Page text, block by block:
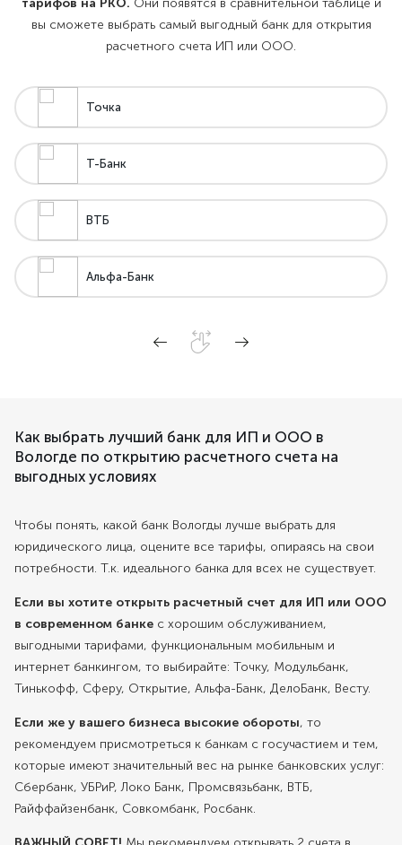
тарифов на РКО. Они появятся в сравнительной таблице и
вы сможете выбрать самый выгодный банк для открытия
расчетного счета ИП или ООО.
Точка
Т-Банк
ВТБ
Альфа-Банк
Как выбрать лучший банк для ИП и ООО в
Вологде по открытию расчетного счета на
выгодных условиях
Чтобы понять, какой банк Вологды лучше выбрать для
юридического лица, оцените все тарифы, опираясь на свои
потребности. Т.к. идеального банка для всех не существует.
Если вы хотите открыть расчетный счет для ИП или ООО
в современном банке с хорошим обслуживанием,
выгодными тарифами, функциональным мобильным и
интернет банкингом, то выбирайте: Точку, Модульбанк,
Тинькофф, Сферу, Открытие, Альфа-Банк, ДелоБанк, Весту.
Если же у вашего бизнеса высокие обороты, то
рекомендуем присмотреться к банкам с госучастием и тем,
которые имеют значительный вес на рынке банковских услуг:
Сбербанк, УБРиР, Локо Банк, Промсвязьбанк, ВТБ,
Райффайзенбанк, Совкомбанк, Росбанк.